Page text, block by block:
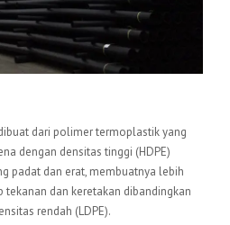
dari polimer termoplastik yang
dengan densitas tinggi (HDPE)
padat dan erat, membuatnya lebih
dan keretakan dibandingkan
rendah (LDPE).